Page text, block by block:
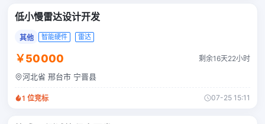
低小慢雷达设计开发
其他 智能硬件 雷达
￥50000 剩余16天22小时
河北省 邢台市 宁晋县
1 位竞标 07-25 15:11